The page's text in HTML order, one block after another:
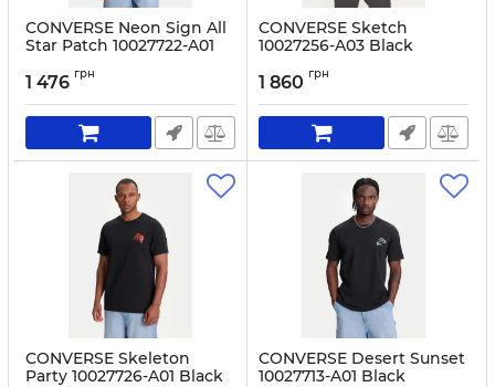
CONVERSE Neon Sign All
Star Patch 10027722-A01
Артикул:
1 476 грн
CONVERSE Sketch
10027256-A03 Black
1 860 грн
CONVERSE Skeleton
Party 10027726-A01 Black
CONVERSE Desert Sunset
10027713-A01 Black